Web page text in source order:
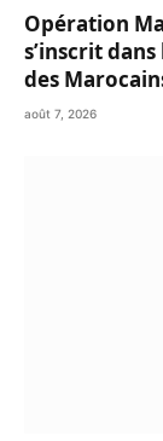
Opération
s’inscrit
des
août 7, 2026